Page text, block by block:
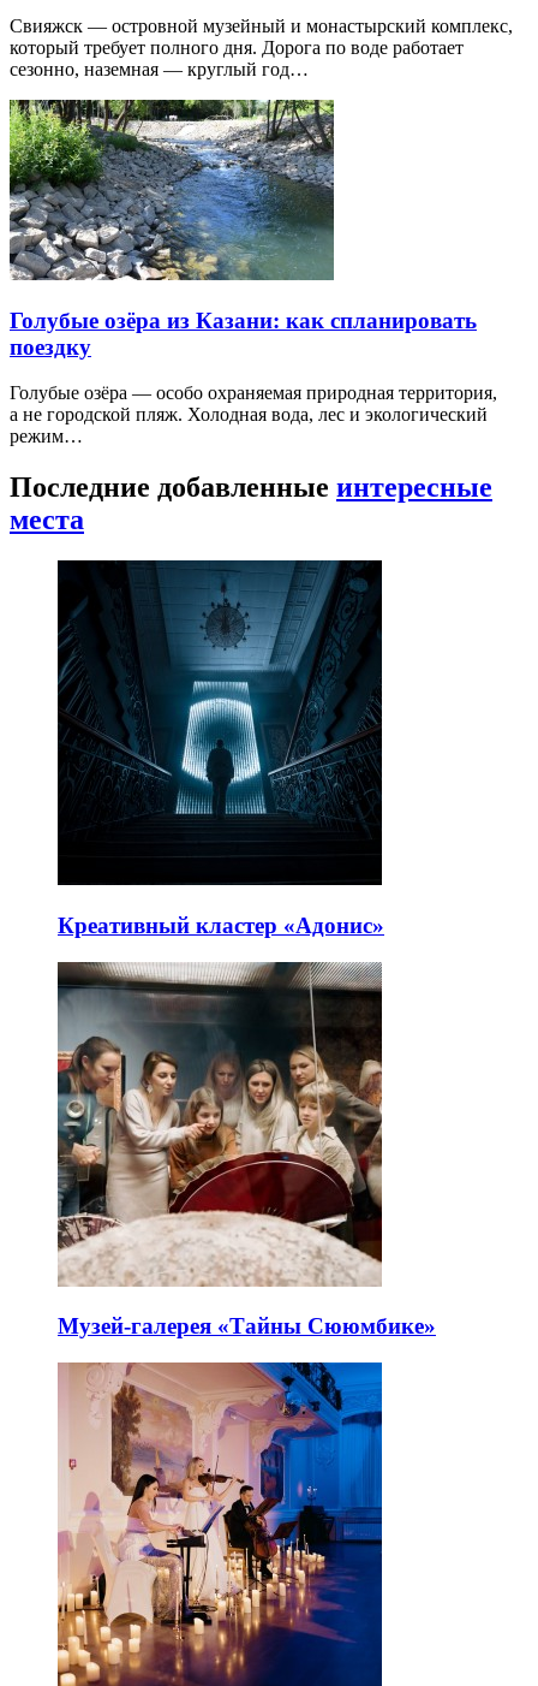
Свияжск — островной музейный и монастырский комплекс,
который требует полного дня. Дорога по воде работает
сезонно, наземная — круглый год…
Голубые озёра из Казани: как спланировать
поездку
Голубые озёра — особо охраняемая природная территория,
а не городской пляж. Холодная вода, лес и экологический
режим…
Последние добавленные интересные
места
Креативный кластер «Адонис»
Музей-галерея «Тайны Сююмбике»